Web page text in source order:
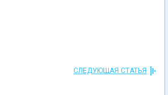
СЛЕДУЮЩАЯ СТАТЬЯ